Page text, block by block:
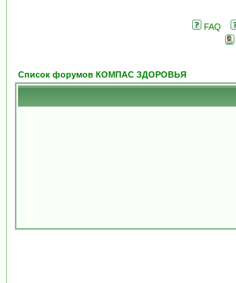
FAQ
Список форумов КОМПАС ЗДОРОВЬЯ